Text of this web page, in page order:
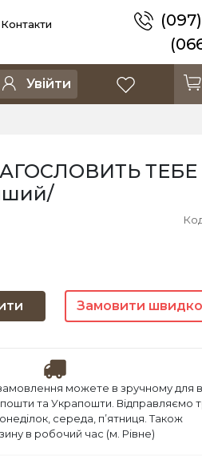
Контакти
Увійти
ТЕБЕ
Замовити швидко
можете в зручному для
пошти та Украпошти. Відправляємо
середа, п’ятниця. Також
в робочий час (м. Рівне)